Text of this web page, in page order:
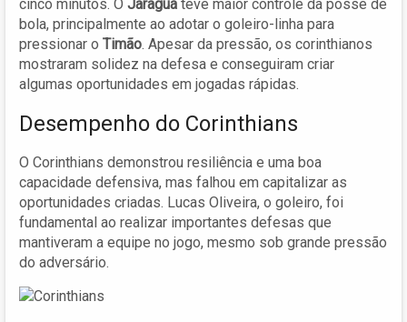
cinco minutos. O Jaraguá teve maior controle da posse de
bola, principalmente ao adotar o goleiro-linha para
pressionar o Timão. Apesar da pressão, os corinthianos
mostraram solidez na defesa e conseguiram criar
algumas oportunidades em jogadas rápidas.
Desempenho do Corinthians
O Corinthians demonstrou resiliência e uma boa
capacidade defensiva, mas falhou em capitalizar as
oportunidades criadas. Lucas Oliveira, o goleiro, foi
fundamental ao realizar importantes defesas que
mantiveram a equipe no jogo, mesmo sob grande pressão
do adversário.